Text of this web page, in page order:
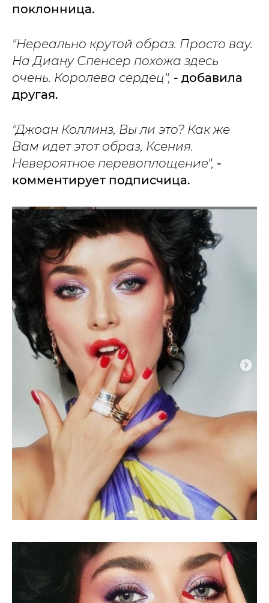
поклонница.
"Нереально крутой образ. Просто вау.
На Диану Спенсер похожа здесь
очень. Королева сердец", - добавила
другая.
"Джоан Коллинз, Вы ли это? Как же
Вам идет этот образ, Ксения.
Невероятное перевоплощение", -
комментирует подписчица.